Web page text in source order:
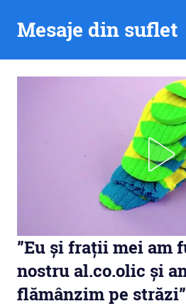
Mesaje din suflet
”Eu și frații mei am
nostru al.co.olic și
flămânzim pe străzi”